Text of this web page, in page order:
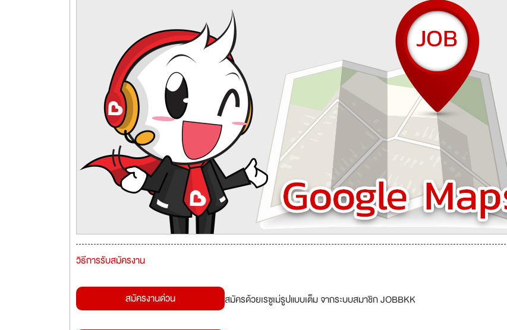
วิธีการรับสมัครงาน
สมัครงานด่วน สมัครด้วยเรซูเม่รูปแบบเต็ม จากระบบสมาชิก JOBBKK